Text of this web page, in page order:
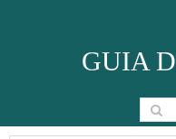
GUIA